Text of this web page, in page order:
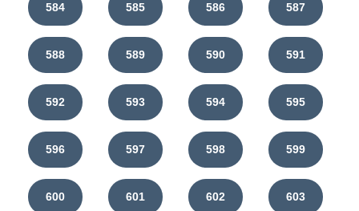
584 585 586 587
588 589 590 591
592 593 594 595
596 597 598 599
600 601 602 603